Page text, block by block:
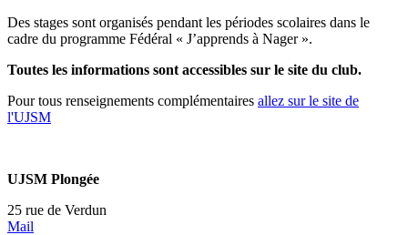
Des stages sont organisés pendant les périodes scolaires dans le
cadre du programme Fédéral « J’apprends à Nager ».
Toutes les informations sont accessibles sur le site du club.
Pour tous renseignements complémentaires allez sur le site de
l'UJSM
UJSM Plongée
25 rue de Verdun
Mail